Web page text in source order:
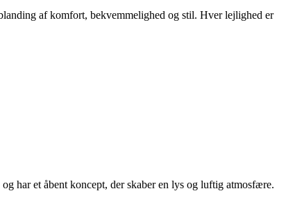
af komfort, bekvemmelighed og stil. Hver lejlighed er
har et åbent koncept, der skaber en lys og luftig atmosfære.